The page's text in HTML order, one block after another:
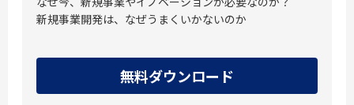
新規事業開発は、なぜうまくいかないのか
無料ダウンロード